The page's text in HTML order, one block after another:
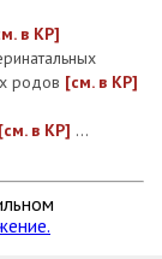
в КР]
родов [см. в КР]
[см. в КР] …